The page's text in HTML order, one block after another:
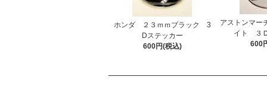
ホンダ ２３ｍｍブラック 3
Dステッカー
600円(税込)
アストンマ
イト ３
600